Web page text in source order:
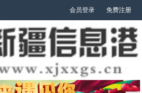
会员登录 免费注册